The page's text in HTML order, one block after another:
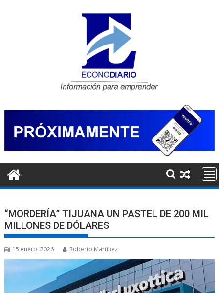
“MORDERÍA” TIJUANA UN PASTEL DE 200 MIL
MILLONES DE DÓLARES
15 enero, 2026 Roberto Martinez